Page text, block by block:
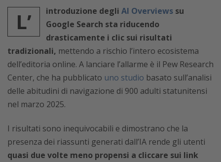
L’ introduzione degli AI Overviews su
Google Search sta riducendo
drasticamente i clic sui risultati
tradizionali, mettendo a rischio l’intero ecosistema
dell’editoria online. A lanciare l’allarme è il Pew Research
Center, che ha pubblicato uno studio basato sull’analisi
delle abitudini di navigazione di 900 adulti statunitensi
nel marzo 2025.
I risultati sono inequivocabili e dimostrano che la
presenza dei riassunti generati dall’IA rende gli utenti
quasi due volte meno propensi a cliccare sui link